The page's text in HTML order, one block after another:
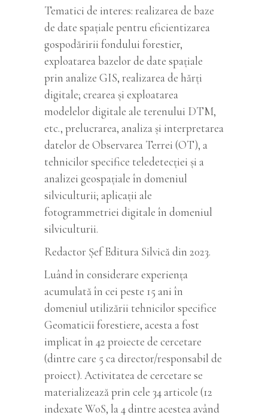
Tematici de interes: realizarea de baze
de date spaţiale pentru eficientizarea
gospodăririi fondului forestier,
exploatarea bazelor de date spaţiale
prin analize GIS, realizarea de hărţi
digitale; crearea şi exploatarea
modelelor digitale ale terenului DTM,
etc., prelucrarea, analiza şi interpretarea
datelor de Observarea Terrei (OT), a
tehnicilor specifice teledetecției și a
analizei geospațiale în domeniul
silviculturii; aplicaţii ale
fotogrammetriei digitale în domeniul
silviculturii.
Redactor Șef Editura Silvică din 2023.
Luând în considerare experiența
acumulată în cei peste 15 ani în
domeniul utilizării tehnicilor specifice
Geomaticii forestiere, acesta a fost
implicat în 42 proiecte de cercetare
(dintre care 5 ca director/responsabil de
proiect). Activitatea de cercetare se
materializează prin cele 34 articole (12
indexate WoS, la 4 dintre acestea având